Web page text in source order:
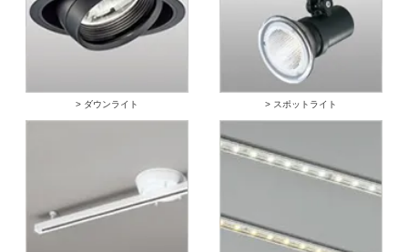
> ダウンライト > スポットライト